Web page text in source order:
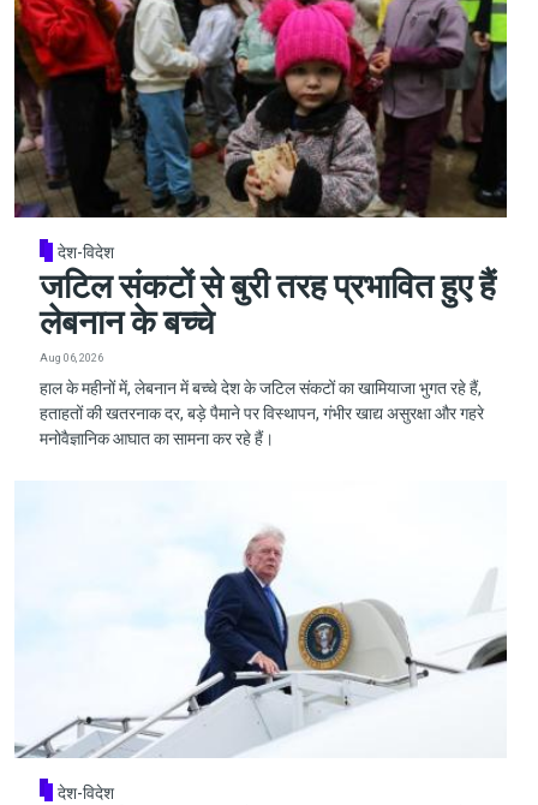
देश-विदेश
जटिल संकटों से बुरी तरह प्रभावित हुए हैं
लेबनान के बच्चे
Aug 06, 2026
हाल के महीनों में, लेबनान में बच्चे देश के जटिल संकटों का खामियाजा भुगत रहे हैं,
हताहतों की खतरनाक दर, बड़े पैमाने पर विस्थापन, गंभीर खाद्य असुरक्षा और गहरे
मनोवैज्ञानिक आघात का सामना कर रहे हैं।
देश-विदेश